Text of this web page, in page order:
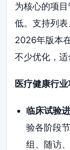
为核心的项
低。支持列表
2026年版本
不少优化，适
医疗健康行
临床试验
验各阶段
组、随访